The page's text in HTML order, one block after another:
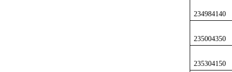
234984140
235004350
235304150